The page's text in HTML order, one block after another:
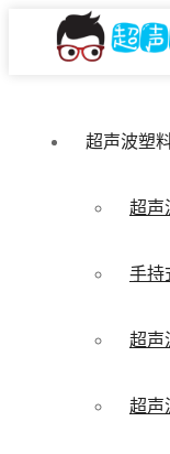
超声波塑
超声
手持
超声
超声